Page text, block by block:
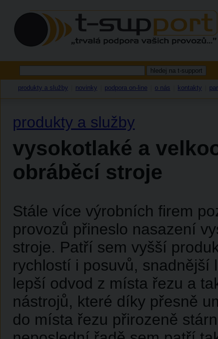
produkty a služby novinky podpora on-line o nás kontakty
produkty a služby
vysokotlaké a
obráběcí stroje
Stále více výrobních firem
provozů přineslo nasazení
stroje. Patří sem vyšší
rychlostí i posuvů,
lepší odvod z místa řezu a
nástrojů, které díky přesně
do místa řezu přirozeně